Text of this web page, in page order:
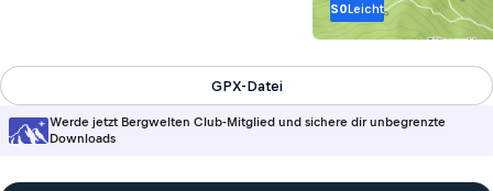
S0Leicht
Werde jetzt Bergwelten Club-Mitglied und sichere dir unbegrenzte
Downloads
GPX-Datei